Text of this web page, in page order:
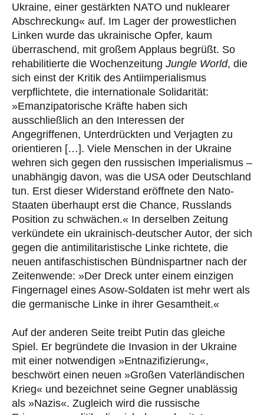
Ukraine, einer gestärkten NATO und nuklearer
Abschreckung« auf. Im Lager der prowestlichen
Linken wurde das ukrainische Opfer, kaum
überraschend, mit großem Applaus begrüßt. So
rehabilitierte die Wochenzeitung Jungle World, die
sich einst der Kritik des Antiimperialismus
verpflichtete, die internationale Solidarität:
»Emanzipatorische Kräfte haben sich
ausschließlich an den Interessen der
Angegriffenen, Unterdrückten und Verjagten zu
orientieren […]. Viele Menschen in der Ukraine
wehren sich gegen den russischen Imperialismus –
unabhängig davon, was die USA oder Deutschland
tun. Erst dieser Widerstand eröffnete den Nato-
Staaten überhaupt erst die Chance, Russlands
Position zu schwächen.« In derselben Zeitung
verkündete ein ukrainisch-deutscher Autor, der sich
gegen die antimilitaristische Linke richtete, die
neuen antifaschistischen Bündnispartner nach der
Zeitenwende: »Der Dreck unter einem einzigen
Fingernagel eines Asow-Soldaten ist mehr wert als
die germanische Linke in ihrer Gesamtheit.«
Auf der anderen Seite treibt Putin das gleiche
Spiel. Er begründete die Invasion in der Ukraine
mit einer notwendigen »Entnazifizierung«,
beschwört einen neuen »Großen Vaterländischen
Krieg« und bezeichnet seine Gegner unablässig
als »Nazis«. Zugleich wird die russische